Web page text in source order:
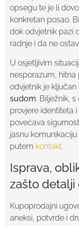
opsegu te je li
konkretan posao.
dok odvjetnik pazi
radnje i da ne
U osjetljivim
nesporazum, hitna
odvjetnik je
sudom. Bilježnik,
provjere identiteta
povećava
jasnu
putem kontakt.
Isprava,
zašto detalji
Kupoprodajni
aneksi, potvrde i